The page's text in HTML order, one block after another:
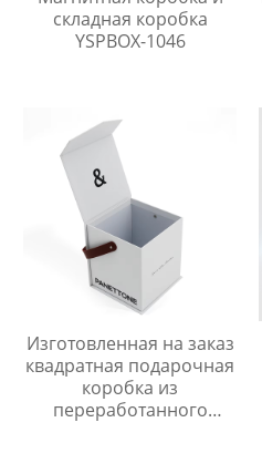
складная коробка
YSPBOX-1046
Изготовленная на заказ
квадратная подарочная
коробка из
переработанного